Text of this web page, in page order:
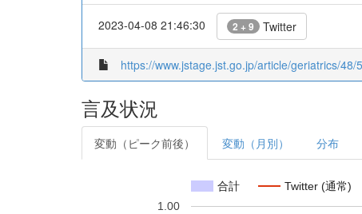
2023-04-08 21:46:30 2 + 9 Twitter
https://www.jstage.jst.go.jp/article/geriatrics/
言及状況
変動（ピーク前後） 変動（月別） 分布
合計 Twitter (通常)
1.00